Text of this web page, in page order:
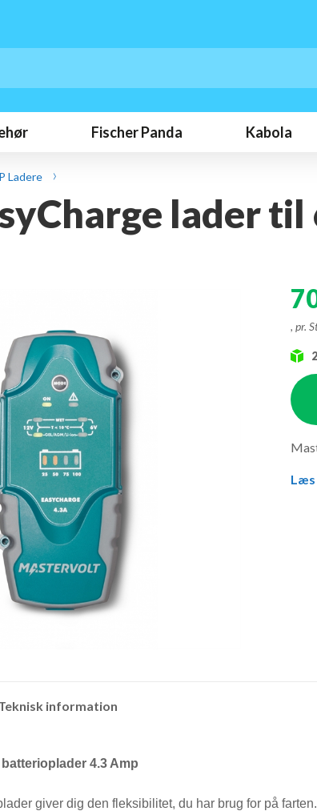
Fischer Panda Kabola
Ladere
lader til
, pr.
2
Læs
information
4.3 Amp
giver dig den fleksibilitet, du har brug for på farten.